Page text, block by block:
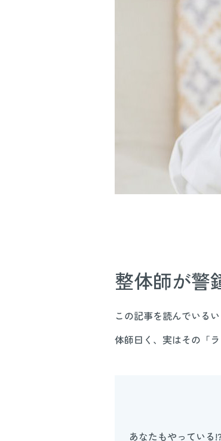
整体師が警
この記事を読んでいる
体師曰く、実はその「
あなたもやっている